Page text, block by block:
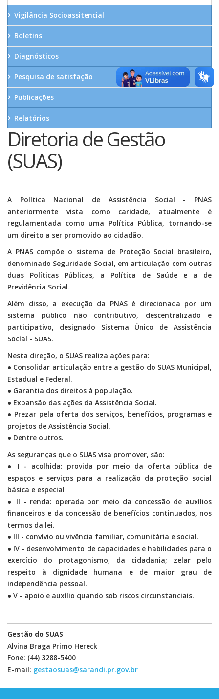
Vigilância Socioassitencial
Boletins
Diagnósticos
Pesquisa de satisfação
Publicações
Relatórios
Diretoria de Gestão
(SUAS)
A Política Nacional de Assistência Social - PNAS
anteriormente vista como caridade, atualmente é
regulamentada como uma Política Pública, tornando-se
um direito a ser promovido ao cidadão.
A PNAS compõe o sistema de Proteção Social brasileiro,
denominado Seguridade Social, em articulação com outras
duas Políticas Públicas, a Política de Saúde e a de
Previdência Social.
Além disso, a execução da PNAS é direcionada por um
sistema público não contributivo, descentralizado e
participativo, designado Sistema Único de Assistência
Social - SUAS.
Nesta direção, o SUAS realiza ações para:
● Consolidar articulação entre a gestão do SUAS Municipal,
Estadual e Federal.
● Garantia dos direitos à população.
● Expansão das ações da Assistência Social.
● Prezar pela oferta dos serviços, benefícios, programas e
projetos de Assistência Social.
● Dentre outros.
As seguranças que o SUAS visa promover, são:
● I - acolhida: provida por meio da oferta pública de
espaços e serviços para a realização da proteção social
básica e especial
● II - renda: operada por meio da concessão de auxílios
financeiros e da concessão de benefícios continuados, nos
termos da lei.
● III - convívio ou vivência familiar, comunitária e social.
● IV - desenvolvimento de capacidades e habilidades para o
exercício do protagonismo, da cidadania; zelar pelo
respeito à dignidade humana e de maior grau de
independência pessoal.
● V - apoio e auxílio quando sob riscos circunstanciais.
Gestão do SUAS
Alvina Braga Primo Hereck
Fone: (44) 3288-5400
E-mail: gestaosuas@sarandi.pr.gov.br